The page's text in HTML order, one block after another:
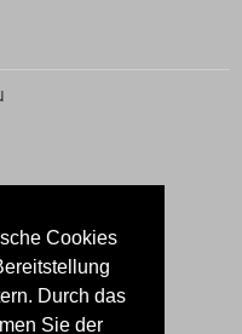
Cookies
Durch das
Sie der